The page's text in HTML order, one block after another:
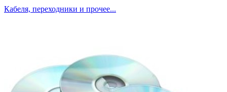
Кабеля, переходники и прочее...